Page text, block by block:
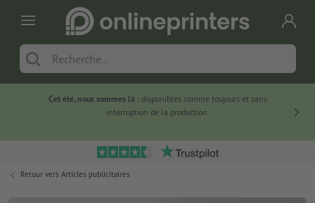
Cet été, nous sommes là :disponibles comme toujours et sans
interruption de la production.
Retour vers Articles publicitaires